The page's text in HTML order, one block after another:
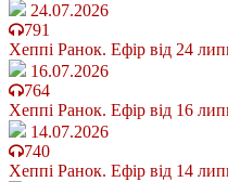
24.07.2026
791
Хеппі Ранок. Ефір від 24
16.07.2026
764
Хеппі Ранок. Ефір від 16
14.07.2026
740
Хеппі Ранок. Ефір від 14